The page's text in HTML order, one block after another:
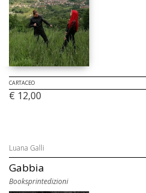
CARTACEO
€ 12,00
Luana Galli
Gabbia
Booksprintedizioni